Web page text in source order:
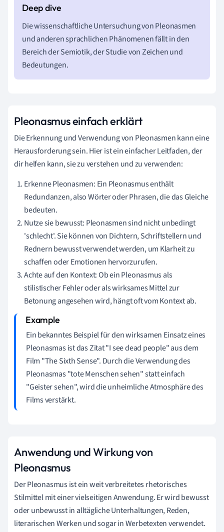
Die wissenschaftliche Untersuchung von Pleonasmen
und anderen sprachlichen Phänomenen fällt in den
Bereich der Semiotik, der Studie von Zeichen und
Bedeutungen.
Pleonasmus einfach erklärt
Die Erkennung und Verwendung von Pleonasmen kann eine
Herausforderung sein. Hier ist ein einfacher Leitfaden, der
dir helfen kann, sie zu verstehen und zu verwenden:
Erkenne Pleonasmen: Ein Pleonasmus enthält
Redundanzen, also Wörter oder Phrasen, die das Gleiche
bedeuten.
Nutze sie bewusst: Pleonasmen sind nicht unbedingt
'schlecht'. Sie können von Dichtern, Schriftstellern und
Rednern bewusst verwendet werden, um Klarheit zu
schaffen oder Emotionen hervorzurufen.
Achte auf den Kontext: Ob ein Pleonasmus als
stilistischer Fehler oder als wirksames Mittel zur
Betonung angesehen wird, hängt oft vom Kontext ab.
Ein bekanntes Beispiel für den wirksamen Einsatz eines
Pleonasmas ist das Zitat "I see dead people" aus dem
Film "The Sixth Sense". Durch die Verwendung des
Pleonasmas "tote Menschen sehen" statt einfach
"Geister sehen", wird die unheimliche Atmosphäre des
Films verstärkt.
Anwendung und Wirkung von
Pleonasmus
Der Pleonasmus ist ein weit verbreitetes rhetorisches
Stilmittel mit einer vielseitigen Anwendung. Er wird bewusst
oder unbewusst in alltägliche Unterhaltungen, Reden,
literarischen Werken und sogar in Werbetexten verwendet.